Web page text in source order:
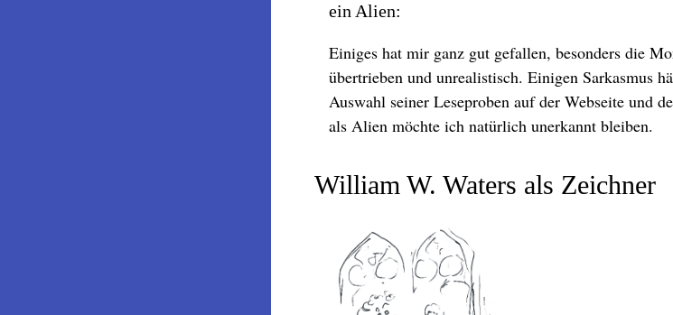
ein Alien:
Einiges hat mir ganz gut gefallen, besonders die
übertrieben und unrealistisch. Einigen Sarkasmus
Auswahl seiner Leseproben auf der Webseite und
als Alien möchte ich natürlich unerkannt bleiben.
William W. Waters als Zeichner